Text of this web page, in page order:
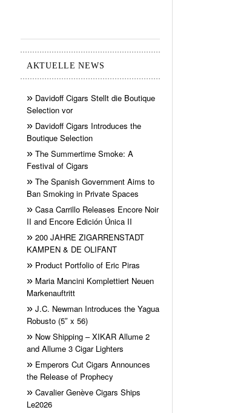
AKTUELLE NEWS
Davidoff Cigars Stellt die Boutique
Selection vor
Davidoff Cigars Introduces the
Boutique Selection
The Summertime Smoke: A
Festival of Cigars
The Spanish Government Aims to
Ban Smoking in Private Spaces
Casa Carrillo Releases Encore Noir
II and Encore Edición Única II
200 JAHRE ZIGARRENSTADT
KAMPEN & DE OLIFANT
Product Portfolio of Eric Piras
Maria Mancini Komplettiert Neuen
Markenauftritt
J.C. Newman Introduces the Yagua
Robusto (5″ x 56)
Now Shipping – XIKAR Allume 2
and Allume 3 Cigar Lighters
Emperors Cut Cigars Announces
the Release of Prophecy
Cavalier Genève Cigars Ships
Le2026